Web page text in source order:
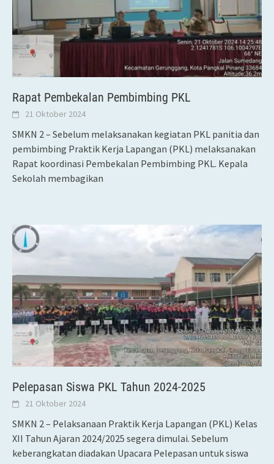
Rapat Pembekalan Pembimbing PKL
21 Oktober 2024
SMKN 2 – Sebelum melaksanakan kegiatan PKL panitia dan
pembimbing Praktik Kerja Lapangan (PKL) melaksanakan
Rapat koordinasi Pembekalan Pembimbing PKL. Kepala
Sekolah membagikan
Pelepasan Siswa PKL Tahun 2024-2025
21 Oktober 2024
SMKN 2 – Pelaksanaan Praktik Kerja Lapangan (PKL) Kelas
XII Tahun Ajaran 2024/2025 segera dimulai. Sebelum
keberangkatan diadakan Upacara Pelepasan untuk siswa